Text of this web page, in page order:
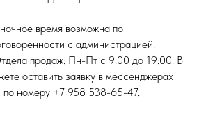
время возможна по
с администрацией.
продаж: Пн-Пт с 9:00 до 19:00. В
оставить заявку в мессенджерах
по номеру +7 958 538-65-47.